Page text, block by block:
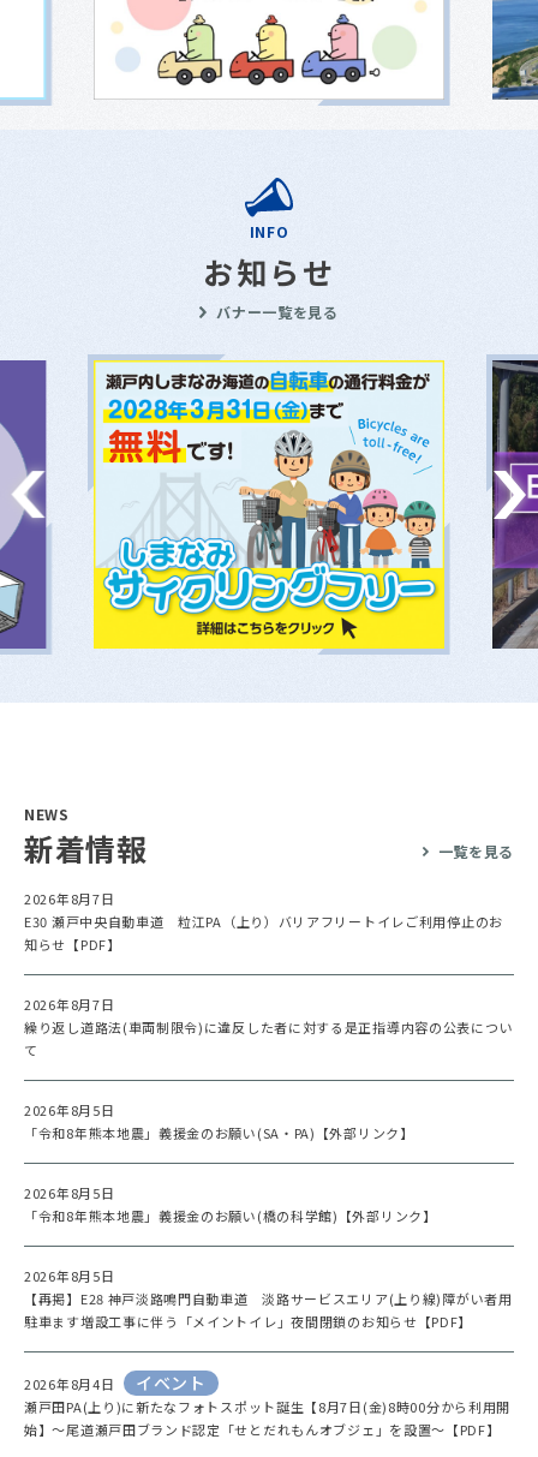
INFO
お知らせ
バナー一覧を見る
NEWS
新着情報 一覧を見る
2026年8月7日
E30 瀬戸中央自動車道 粒江PA（上り）バリアフリートイレご利用停止のお
知らせ【PDF】
2026年8月7日
繰り返し道路法(車両制限令)に違反した者に対する是正指導内容の公表につい
て
2026年8月5日
「令和8年熊本地震」義援金のお願い(SA・PA)【外部リンク】
2026年8月5日
「令和8年熊本地震」義援金のお願い(橋の科学館)【外部リンク】
2026年8月5日
【再掲】E28 神戸淡路鳴門自動車道 淡路サービスエリア(上り線)障がい者用
駐車ます増設工事に伴う「メイントイレ」夜間閉鎖のお知らせ【PDF】
2026年8月4日 イベント
瀬戸田PA(上り)に新たなフォトスポット誕生【8月7日(金)8時00分から利用開
始】～尾道瀬戸田ブランド認定「せとだれもんオブジェ」を設置～【PDF】